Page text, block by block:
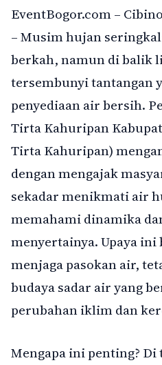
EventBogor.com –
– Musim hujan
berkah, namun di balik
tersembunyi tantangan
penyediaan air bersih.
Tirta Kahuripan
Tirta Kahuripan)
dengan mengajak
sekadar menikmati air
memahami dinamika
menyertainya. Upaya
menjaga pasokan air,
budaya sadar air yang
perubahan iklim dan
Mengapa ini penting?